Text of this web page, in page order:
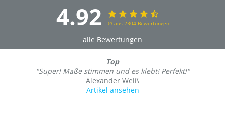
4.92 ∅ aus 2304 Bewertungen
alle Bewertungen
Top
"Super! Maße stimmen und es klebt! Perfekt!"
Alexander Weiß
Artikel ansehen